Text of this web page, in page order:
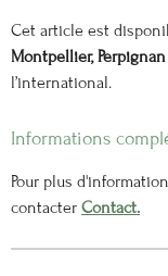
Cet article est
Montpellier, Perpignan
l’international.
Informations
Pour plus
contacter Contact.